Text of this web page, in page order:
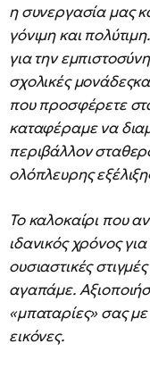
η συνεργασία μας
γόνιμη και
για την
σχολικές
που προσφέρετε
καταφέραμε να
περιβάλλον
ολόπλευρης
Το καλοκαίρι που
ιδανικός χρόνος
ουσιαστικές
αγαπάμε.
«μπαταρίες» σας
εικόνες.